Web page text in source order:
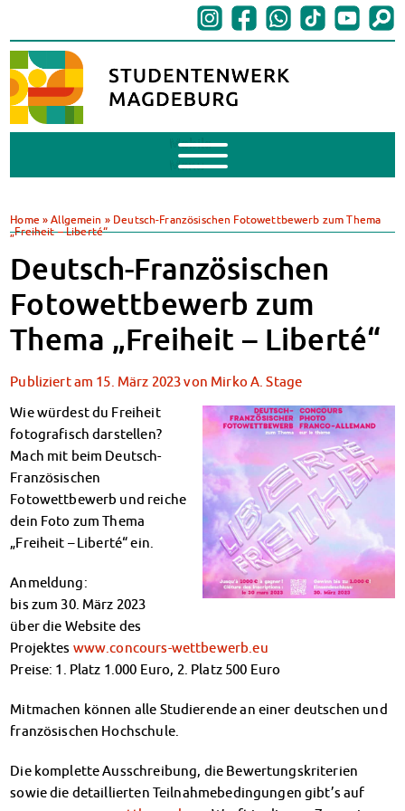
Mobile
Menu
BAföG beantragen
BAföG-FAQs
Dokumente
BAföG-Sprechstunden
Kredite & Stipendien
AnsprechpartnerInnen
Mensen & Cafeterien
Klimabewusst essen
Mensa-FAQs
CampusCatering
MensaFeedback
AnsprechpartnerInnen
Wohnen
Wohnheime im Überblick
Wohnheime in Magdeburg
Wohnheime in Wernigerode
Wohnheimantrag & -service
MIT einander – FÜR einander
Wohnheimtutoren
Wohnen-FAQ
Dokumente
Soziales & Beratung
Sozialberatung
Home »Allgemein » Deutsch-Französischen Fotowettbewerb zum Thema
„Freiheit – Liberté“
Deutsch-Französischen
Fotowettbewerb zum
Thema „Freiheit – Liberté“
Publiziert am 15. März 2023von Mirko A. Stage
Wie würdest du Freiheit
fotografisch darstellen?
Mach mit beim Deutsch-
Französischen
Fotowettbewerb und reiche
dein Foto zum Thema
„Freiheit – Liberté“ ein.
Anmeldung:
bis zum 30. März 2023
über die Website des
Projektes www.concours-wettbewerb.eu
Preise: 1. Platz 1.000 Euro, 2. Platz 500 Euro
Mitmachen können alle Studierende an einer deutschen und
französischen Hochschule.
Die komplette Ausschreibung, die Bewertungskriterien
sowie die detaillierten Teilnahmebedingungen gibt’s auf